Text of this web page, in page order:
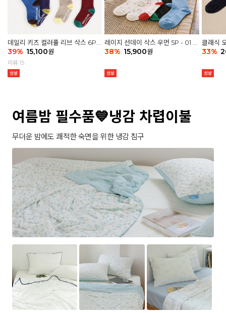
데일리 키즈 컬러풀 리브 삭스 6P -
03 세트
39% 15,100원
리뷰 15
레이지 선데이 삭스 우먼 5P - 01 G
athering
38% 15,900원
클래식
세트
33%
여름밤 필수품💙냉감 차렵이불
무더운 밤에도 쾌적한 숙면을 위한 냉감 침구